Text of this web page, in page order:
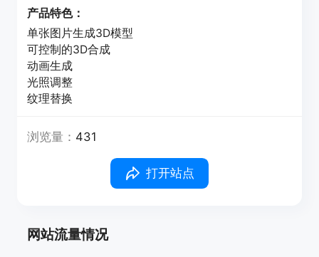
产品特色：
单张图片生成3D模型
可控制的3D合成
动画生成
光照调整
纹理替换
浏览量： 431
打开站点
网站流量情况